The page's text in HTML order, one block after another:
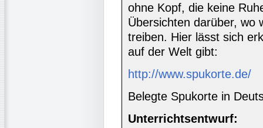
ohne Kopf, die keine
Übersichten darüber, wo
treiben. Hier lässt sich
auf der Welt gibt:
http://www.spukorte.de/
Belegte Spukorte in
Unterrichtsentwurf: